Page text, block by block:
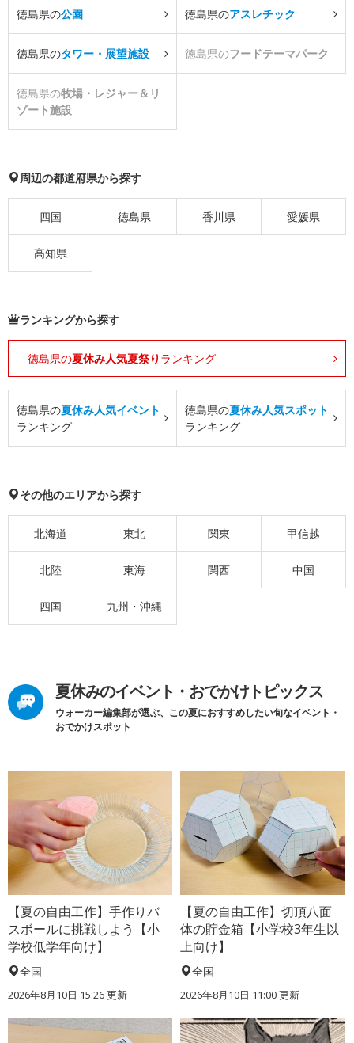
徳島県の公園 徳島県のアスレチック
徳島県のタワー・展望施設 徳島県のフードテーマパーク
徳島県の牧場・レジャー＆リ
ゾート施設
周辺の都道府県から探す
四国 徳島県 香川県 愛媛県
高知県
ランキングから探す
徳島県の夏休み人気夏祭り ランキング
徳島県の夏休み人気イベント
ランキング
徳島県の夏休み人気スポット
ランキング
その他のエリアから探す
北海道 東北 関東 甲信越
北陸 東海 関西 中国
四国 九州・沖縄
夏休みのイベント・おでかけトピックス
ウォーカー編集部が選ぶ、この夏におすすめしたい旬なイベント・
おでかけスポット
【夏の自由工作】手作りバ
スボールに挑戦しよう【小
学校低学年向け】
全国
2026年8月10日 15:26更新
【夏の自由工作】切頂八面
体の貯金箱【小学校3年生以
上向け】
全国
2026年8月10日 11:00更新